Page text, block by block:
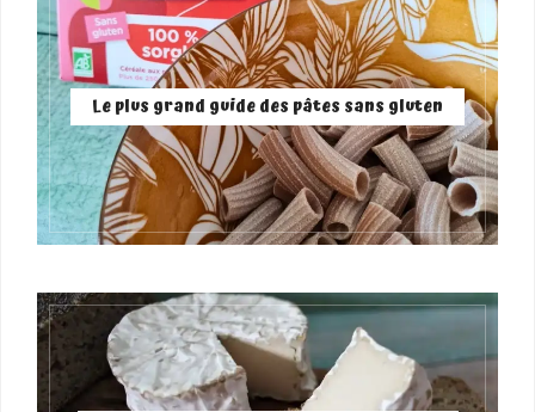
Le plus grand guide des pâtes sans gluten